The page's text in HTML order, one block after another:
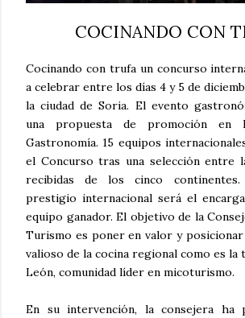
COCINANDO CON
Cocinando con trufa un concurso
a celebrar entre los días 4 y 5 de
la ciudad de Soria. El evento
una propuesta de promoción
Gastronomía. 15 equipos
el Concurso tras una selección entre
recibidas de los cinco
prestigio internacional será el
equipo ganador. El objetivo de la
Turismo es poner en valor y
valioso de la cocina regional como es la
León, comunidad líder en micoturismo.
En su intervención, la consejera ha